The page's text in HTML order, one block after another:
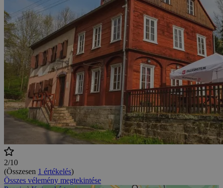
2/10
(Összesen 1 értékelés)
Összes vélemény megtekintése